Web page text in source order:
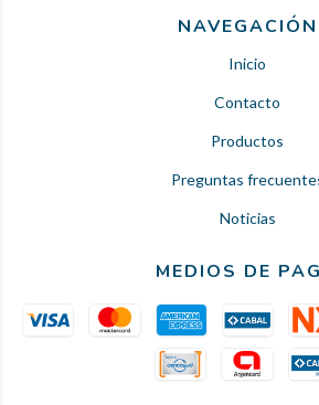
NAVEGACIÓN
Inicio
Contacto
Productos
Preguntas
Noticias
MEDIOS DE